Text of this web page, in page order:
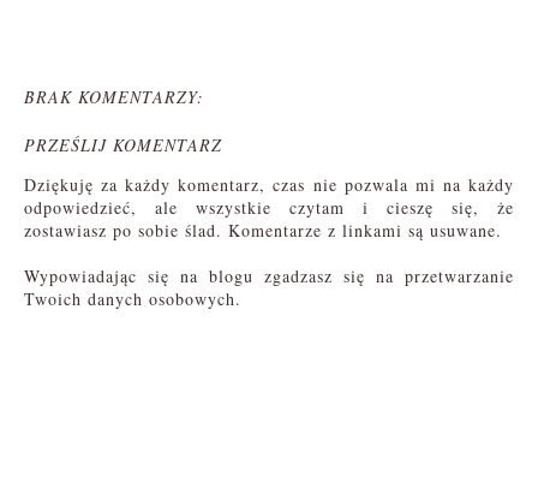
BRAK KOMENTARZY:
PRZEŚLIJ KOMENTARZ
Dziękuję za każdy komentarz, czas nie pozwala mi na każdy
odpowiedzieć, ale wszystkie czytam i cieszę się, że
zostawiasz po sobie ślad. Komentarze z linkami są usuwane.
Wypowiadając się na blogu zgadzasz się na przetwarzanie
Twoich danych osobowych.